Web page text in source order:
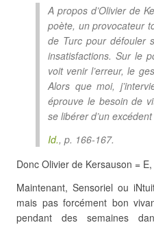
A propos d’Olivier de
poète, un provocateur
de Turc pour défouler
insatisfactions. Sur le
voit venir l’erreur, le
Alors que moi,
éprouve le besoin de
se libérer d’un
Id., p. 166-167.
Donc Olivier de Kersauson =
Maintenant, Sensoriel ou
mais pas forcément bon
pendant des semaines